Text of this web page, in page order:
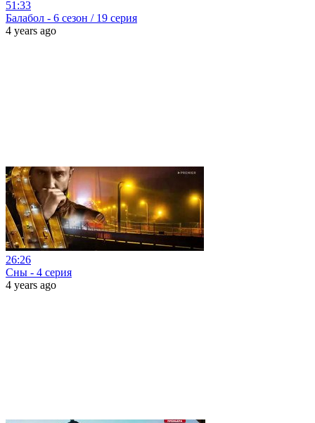
51:33
Балабол - 6 сезон / 19 серия
4 years ago
26:26
Сны - 4 серия
4 years ago